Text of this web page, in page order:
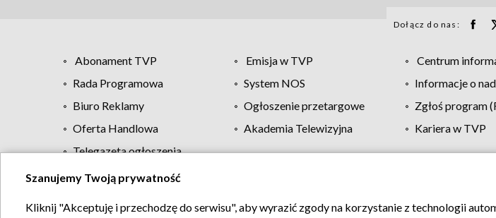
Dołącz do nas:
Abonament TVP Emisja w TVP Centrum
Rada Programowa
System NOS Informacje o
Biuro Reklamy
Ogłoszenie przetargowe Zgłoś program
Oferta Handlowa
Akademia Telewizyjna Kariera w TVP
Telegazeta ogłoszenia
Regulamin TVP Polityka prywatności Moje
Szanujemy Twoją prywatność
Kliknij "Akceptuję i przechodzę do serwisu", aby wyrazić zgody na korzystanie z technologii